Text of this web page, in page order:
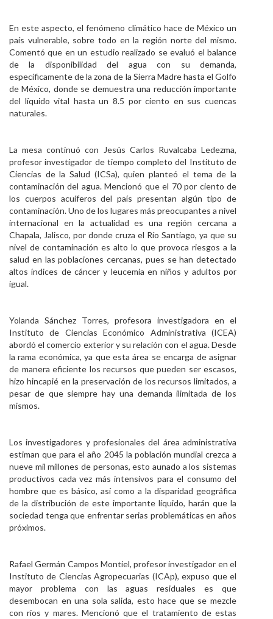
En este aspecto, el fenómeno climático hace de México un
país vulnerable, sobre todo en la región norte del mismo.
Comentó que en un estudio realizado se evaluó el balance
de la disponibilidad del agua con su demanda,
específicamente de la zona de la Sierra Madre hasta el Golfo
de México, donde se demuestra una reducción importante
del líquido vital hasta un 8.5 por ciento en sus cuencas
naturales.
La mesa continuó con Jesús Carlos Ruvalcaba Ledezma,
profesor investigador de tiempo completo del Instituto de
Ciencias de la Salud (ICSa), quien planteó el tema de la
contaminación del agua. Mencionó que el 70 por ciento de
los cuerpos acuíferos del país presentan algún tipo de
contaminación. Uno de los lugares más preocupantes a nivel
internacional en la actualidad es una región cercana a
Chapala, Jalisco, por donde cruza el Río Santiago, ya que su
nivel de contaminación es alto lo que provoca riesgos a la
salud en las poblaciones cercanas, pues se han detectado
altos índices de cáncer y leucemia en niños y adultos por
igual.
Yolanda Sánchez Torres, profesora investigadora en el
Instituto de Ciencias Económico Administrativa (ICEA)
abordó el comercio exterior y su relación con el agua. Desde
la rama económica, ya que esta área se encarga de asignar
de manera eficiente los recursos que pueden ser escasos,
hizo hincapié en la preservación de los recursos limitados, a
pesar de que siempre hay una demanda ilimitada de los
mismos.
Los investigadores y profesionales del área administrativa
estiman que para el año 2045 la población mundial crezca a
nueve mil millones de personas, esto aunado a los sistemas
productivos cada vez más intensivos para el consumo del
hombre que es básico, así como a la disparidad geográfica
de la distribución de este importante líquido, harán que la
sociedad tenga que enfrentar serias problemáticas en años
próximos.
Rafael Germán Campos Montiel, profesor investigador en el
Instituto de Ciencias Agropecuarias (ICAp), expuso que el
mayor problema con las aguas residuales es que
desembocan en una sola salida, esto hace que se mezcle
con ríos y mares. Mencionó que el tratamiento de estas